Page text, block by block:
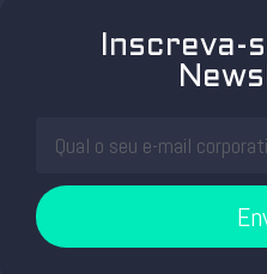
Inscreva-